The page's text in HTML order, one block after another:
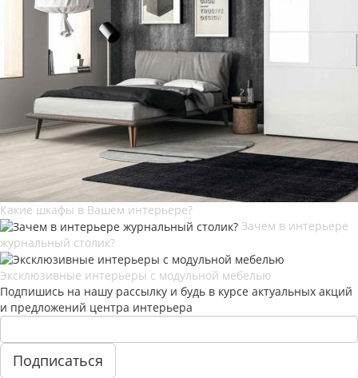
Какие шкафы в Вашем интерьере?
Зачем в интерьере
журнальный столик?
Эксклюзивные интерьеры с модульной мебелью
Подпишись на нашу рассылку и будь в курсе актуальных акций
и предложений центра интерьера